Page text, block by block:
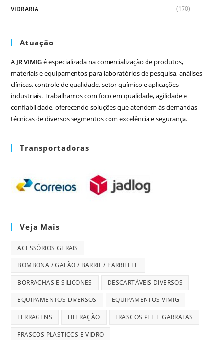
VIDRARIA (170)
Atuação
A JR VIMIGé especializada na comercialização de produtos,
materiais e equipamentos para laboratórios de pesquisa, análises
clínicas, controle de qualidade, setor químico e aplicações
industriais. Trabalhamos com foco em qualidade, agilidade e
confiabilidade, oferecendo soluções que atendem às demandas
técnicas de diversos segmentos com excelência e segurança.
Transportadoras
Veja Mais
ACESSÓRIOS GERAIS
BOMBONA / GALÃO / BARRIL / BARRILETE
BORRACHAS E SILICONES DESCARTÁVEIS DIVERSOS
EQUIPAMENTOS DIVERSOS EQUIPAMENTOS VIMIG
FERRAGENS FILTRAÇÃO FRASCOS PET E GARRAFAS
FRASCOS PLASTICOS E VIDRO